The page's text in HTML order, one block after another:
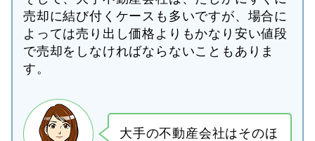
売却に結び付くケースも多いですが、場合に
よっては売り出し価格よりもかなり安い値段
で売却をしなければならないこともありま
す。
大手の不動産会社はそのほ